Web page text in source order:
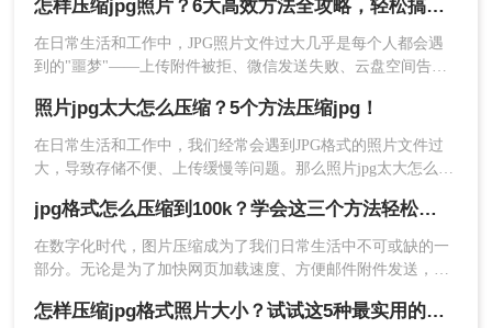
3、点击添加文件件批量添加，然后选择压缩类型、输出目
录，最后点击开始转换即可。
缩图片是非常必要的。在本篇文章中，我们将分享几种jpg图片
如何压缩方法，赶紧一起来看看吧~
怎样压缩jpg照片？6大高效方法全攻略，轻松搞定图片瘦身！
在日常生活和工作中，JPG照片文件过大几乎是每个人都会遇
到的"噩梦"——上传附件被拒、微信发送失败、云盘空间告
无数用户反复追问的问题。
照片jpg太大怎么压缩？5个方法压缩jpg！
在日常生活和工作中，我们经常会遇到JPG格式的照片文件过
大，导致存储不便、上传缓慢等问题。那么照片jpg太大怎么压
片压缩方法，帮助您轻松减小照片体积，同时尽量保持图片质
量。
jpg格式怎么压缩到100k？学会这三个方法轻松搞定！
在数字化时代，图片压缩成为了我们日常生活中不可或缺的一
部分。无论是为了加快网页加载速度、方便邮件附件发送，还
片压缩到特定大小，如100K以下，都是一个常见的需求。那么
怎样压缩jpg格式照片大小？试试这5种最实用的JPG压缩方法！